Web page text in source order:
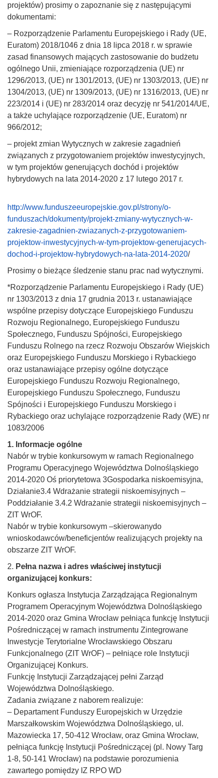
projektów) prosimy o zapoznanie się z następującymi
dokumentami:
– Rozporządzenie Parlamentu Europejskiego i Rady (UE,
Euratom) 2018/1046 z dnia 18 lipca 2018 r. w sprawie
zasad finansowych mających zastosowanie do budżetu
ogólnego Unii, zmieniające rozporządzenia (UE) nr
1296/2013, (UE) nr 1301/2013, (UE) nr 1303/2013, (UE) nr
1304/2013, (UE) nr 1309/2013, (UE) nr 1316/2013, (UE) nr
223/2014 i (UE) nr 283/2014 oraz decyzję nr 541/2014/UE,
a także uchylające rozporządzenie (UE, Euratom) nr
966/2012;
– projekt zmian Wytycznych w zakresie zagadnień
związanych z przygotowaniem projektów inwestycyjnych,
w tym projektów generujących dochód i projektów
hybrydowych na lata 2014-2020 z 17 lutego 2017 r.
http://www.funduszeeuropejskie.gov.pl/strony/o-
funduszach/dokumenty/projekt-zmiany-wytycznych-w-
zakresie-zagadnien-zwiazanych-z-przygotowaniem-
projektow-inwestycyjnych-w-tym-projektow-generujacych-
dochod-i-projektow-hybrydowych-na-lata-2014-2020/
Prosimy o bieżące śledzenie stanu prac nad wytycznymi.
*Rozporządzenie Parlamentu Europejskiego i Rady (UE)
nr 1303/2013 z dnia 17 grudnia 2013 r. ustanawiające
wspólne przepisy dotyczące Europejskiego Funduszu
Rozwoju Regionalnego, Europejskiego Funduszu
Społecznego, Funduszu Spójności, Europejskiego
Funduszu Rolnego na rzecz Rozwoju Obszarów Wiejskich
oraz Europejskiego Funduszu Morskiego i Rybackiego
oraz ustanawiające przepisy ogólne dotyczące
Europejskiego Funduszu Rozwoju Regionalnego,
Europejskiego Funduszu Społecznego, Funduszu
Spójności i Europejskiego Funduszu Morskiego i
Rybackiego oraz uchylające rozporządzenie Rady (WE) nr
1083/2006
1. Informacje ogólne
Nabór w trybie konkursowym w ramach Regionalnego
Programu Operacyjnego Województwa Dolnośląskiego
2014-2020 Oś priorytetowa 3Gospodarka niskoemisyjna,
Działanie3.4 Wdrażanie strategii niskoemisyjnych –
Poddziałanie 3.4.2 Wdrażanie strategii niskoemisyjnych –
ZIT WrOF.
Nabór w trybie konkursowym –skierowanydo
wnioskodawców/beneficjentów realizujących projekty na
obszarze ZIT WrOF.
2. Pełna nazwa i adres właściwej instytucji
organizującej konkurs:
Konkurs ogłasza Instytucja Zarządzająca Regionalnym
Programem Operacyjnym Województwa Dolnośląskiego
2014-2020 oraz Gmina Wrocław pełniąca funkcję Instytucji
Pośredniczącej w ramach instrumentu Zintegrowane
Inwestycje Terytorialne Wrocławskiego Obszaru
Funkcjonalnego (ZIT WrOF) – pełniące role Instytucji
Organizującej Konkurs.
Funkcję Instytucji Zarządzającej pełni Zarząd
Województwa Dolnośląskiego.
Zadania związane z naborem realizuje:
– Departament Funduszy Europejskich w Urzędzie
Marszałkowskim Województwa Dolnośląskiego, ul.
Mazowiecka 17, 50-412 Wrocław, oraz Gmina Wrocław,
pełniąca funkcję Instytucji Pośredniczącej (pl. Nowy Targ
1-8, 50-141 Wrocław) na podstawie porozumienia
zawartego pomiędzy IZ RPO WD